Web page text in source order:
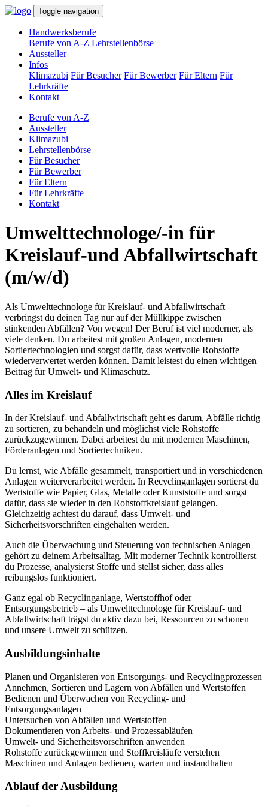
Toggle navigation
Handwerksberufe
Berufe von A-Z Lehrstellenbörse
Aussteller
Infos
Klimazubi Für Besucher Für Bewerber Für Eltern Für
Lehrkräfte
Kontakt
Berufe von A-Z
Aussteller
Klimazubi
Lehrstellenbörse
Für Besucher
Für Bewerber
Für Eltern
Für Lehrkräfte
Kontakt
Umwelttechnologe/-in für
Kreislauf-und Abfallwirtschaft
(m/w/d)
Als Umwelttechnologe für Kreislauf- und Abfallwirtschaft
verbringst du deinen Tag nur auf der Müllkippe zwischen
stinkenden Abfällen? Von wegen! Der Beruf ist viel moderner, als
viele denken. Du arbeitest mit großen Anlagen, modernen
Sortiertechnologien und sorgst dafür, dass wertvolle Rohstoffe
wiederverwertet werden können. Damit leistest du einen wichtigen
Beitrag für Umwelt- und Klimaschutz.
Alles im Kreislauf
In der Kreislauf- und Abfallwirtschaft geht es darum, Abfälle richtig
zu sortieren, zu behandeln und möglichst viele Rohstoffe
zurückzugewinnen. Dabei arbeitest du mit modernen Maschinen,
Förderanlagen und Sortiertechniken.
Du lernst, wie Abfälle gesammelt, transportiert und in verschiedenen
Anlagen weiterverarbeitet werden. In Recyclinganlagen sortierst du
Wertstoffe wie Papier, Glas, Metalle oder Kunststoffe und sorgst
dafür, dass sie wieder in den Rohstoffkreislauf gelangen.
Gleichzeitig achtest du darauf, dass Umwelt- und
Sicherheitsvorschriften eingehalten werden.
Auch die Überwachung und Steuerung von technischen Anlagen
gehört zu deinem Arbeitsalltag. Mit moderner Technik kontrollierst
du Prozesse, analysierst Stoffe und stellst sicher, dass alles
reibungslos funktioniert.
Ganz egal ob Recyclinganlage, Wertstoffhof oder
Entsorgungsbetrieb – als Umwelttechnologe für Kreislauf- und
Abfallwirtschaft trägst du aktiv dazu bei, Ressourcen zu schonen
und unsere Umwelt zu schützen.
Ausbildungsinhalte
Planen und Organisieren von Entsorgungs- und Recyclingprozessen
Annehmen, Sortieren und Lagern von Abfällen und Wertstoffen
Bedienen und Überwachen von Recycling- und
Entsorgungsanlagen
Untersuchen von Abfällen und Wertstoffen
Dokumentieren von Arbeits- und Prozessabläufen
Umwelt- und Sicherheitsvorschriften anwenden
Rohstoffe zurückgewinnen und Stoffkreisläufe verstehen
Maschinen und Anlagen bedienen, warten und instandhalten
Ablauf der Ausbildung